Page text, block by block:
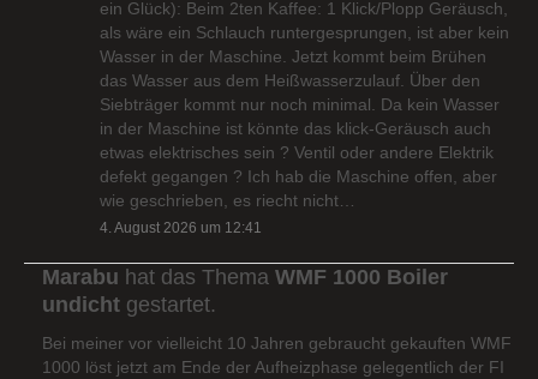
ein Glück): Beim 2ten Kaffee: 1 Klick/Plopp Geräusch,
als wäre ein Schlauch runtergesprungen, ist aber kein
Wasser in der Maschine. Jetzt kommt beim Brühen
das Wasser aus dem Heißwasserzulauf. Über den
Siebträger kommt nur noch minimal. Da kein Wasser
in der Maschine ist könnte das klick-Geräusch auch
etwas elektrisches sein ? Ventil oder andere Elektrik
defekt gegangen ? Ich hab die Maschine offen, aber
wie geschrieben, es riecht nicht…
4. August 2026 um 12:41
Marabu hat das Thema WMF 1000 Boiler
undicht gestartet.
Bei meiner vor vielleicht 10 Jahren gebraucht gekauften WMF
1000 löst jetzt am Ende der Aufheizphase gelegentlich der FI